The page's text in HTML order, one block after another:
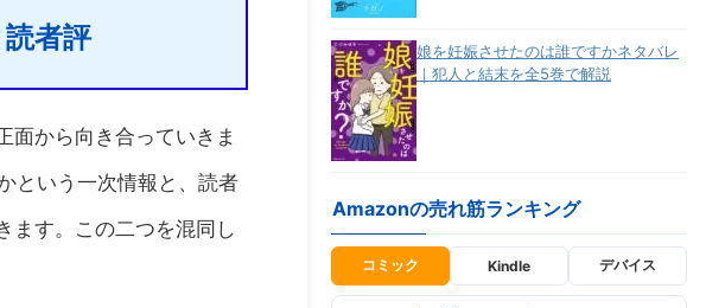
者評
面から向き合っていきま
という一次情報と、読者
ます。この二つを混同し
娘を妊娠させたのは誰ですかネタバレ
｜犯人と結末を全5巻で解説
Amazonの売れ筋ランキング
コミック Kindle デバイス